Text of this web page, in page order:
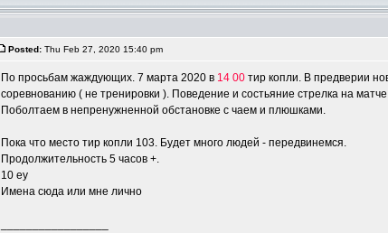
Posted: Thu Feb 27, 2020 15:40 pm
По просьбам жаждующих. 7 марта 2020 в 14 00 тир копли. В предверии
соревнованию ( не тренировки ). Поведение и состьяние стрелка на
Поболтаем в непренужненной обстановке с чаем и плюшками.
Пока что место тир копли 103. Будет много людей - передвинемся.
Продолжительность 5 часов +.
10 еу
Имена сюда или мне лично